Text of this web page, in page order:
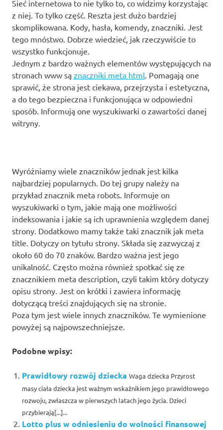
Sieć internetowa to nie tylko to, co widzimy korzystając
z niej. To tylko część. Reszta jest dużo bardziej
skomplikowana. Kody, hasła, komendy, znaczniki. Jest
tego mnóstwo. Dobrze wiedzieć, jak rzeczywiście to
wszystko funkcjonuje.
Jednym z bardzo ważnych elementów występujących na
stronach www są znaczniki meta html. Pomagają one
sprawić, że strona jest ciekawa, przejrzysta i estetyczna,
a do tego bezpieczna i funkcjonująca w odpowiedni
sposób. Informują one wyszukiwarki o zawartości danej
witryny.
Wyróżniamy wiele znaczników jednak jest kilka
najbardziej popularnych. Do tej grupy należy na
przykład znacznik meta robots. Informuje on
wyszukiwarki o tym, jakie mają one możliwości
indeksowania i jakie są ich uprawnienia względem danej
strony. Dodatkowo mamy także taki znacznik jak meta
title. Dotyczy on tytułu strony. Składa się zazwyczaj z
około 60 do 70 znaków. Bardzo ważna jest jego
unikalność. Często można również spotkać się ze
znacznikiem meta description, czyli takim który dotyczy
opisu strony. Jest on krótki i zawiera informację
dotyczącą treści znajdujących się na stronie.
Poza tym jest wiele innych znaczników. Te wymienione
powyżej są najpowszechniejsze.
Podobne wpisy:
Prawidłowy rozwój dziecka Waga dziecka Przyrost
masy ciała dziecka jest ważnym wskaźnikiem jego prawidłowego
rozwoju, zwłaszcza w pierwszych latach jego życia. Dzieci
przybierają[...]...
Lotto plus w odniesieniu do wolności finansowej